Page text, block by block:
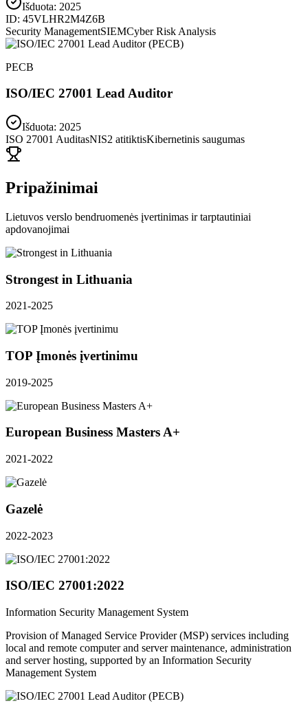
Išduota: 2025
ID: 45VLHR2M4Z6B
Security ManagementSIEMCyber Risk Analysis
PECB
ISO/IEC 27001 Lead Auditor
Išduota: 2025
ISO 27001 AuditasNIS2 atitiktisKibernetinis saugumas
Pripažinimai
Lietuvos verslo bendruomenės įvertinimas ir tarptautiniai
apdovanojimai
Strongest in Lithuania
2021-2025
TOP Įmonės įvertinimu
2019-2025
European Business Masters A+
2021-2022
Gazelė
2022-2023
ISO/IEC 27001:2022
Information Security Management System
Provision of Managed Service Provider (MSP) services including
local and remote computer and server maintenance, administration
and server hosting, supported by an Information Security
Management System